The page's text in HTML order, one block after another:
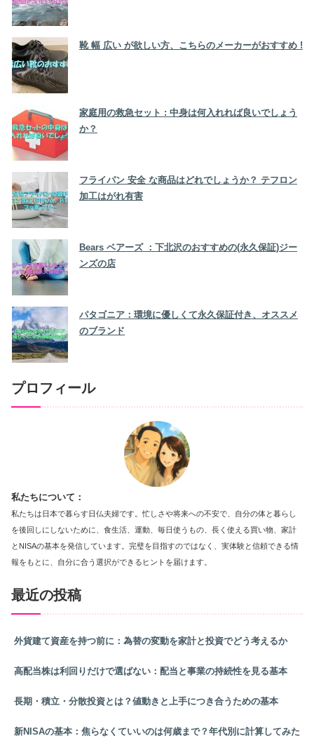
靴 幅 広い が欲しい方、こちらのメーカーがおすすめ !
家庭用の救急セット : 中身は何入れれば良いでしょう
か？
フライパン 安全 な商品はどれでしょうか？ テフロン
加工はがれ有害
Bears ベアーズ ：下北沢のおすすめの(永久保証)ジー
ンズの店
パタゴニア：環境に優しくて永久保証付き、オススメ
のブランド
プロフィール
私たちについて：
私たちは日本で暮らす日仏夫婦です。忙しさや将来への不安で、自分の体と暮らし
を後回しにしないために、食生活、運動、毎日使うもの、長く使える買い物、家計
とNISAの基本を発信しています。完璧を目指すのではなく、実体験と信頼できる情
報をもとに、自分に合う選択ができるヒントを届けます。
最近の投稿
外貨建て資産を持つ前に：為替の変動を家計と投資でどう考えるか
高配当株は利回りだけで選ばない：配当と事業の持続性を見る基本
長期・積立・分散投資とは？値動きと上手につき合うための基本
新NISAの基本：焦らなくていいのは何歳まで？年代別に計算してみた